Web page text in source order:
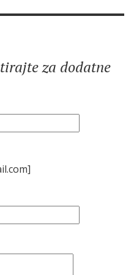
za dodatne